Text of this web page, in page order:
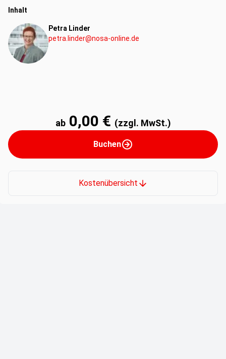
Inhalt
Petra Linder
petra.linder@nosa-online.de
ab 0,00 € (zzgl. MwSt.)
Buchen
Kostenübersicht